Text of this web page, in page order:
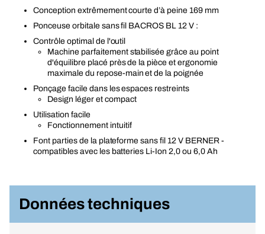
Conception extrêmement courte d’à peine 169 mm
Ponceuse orbitale sans fil BACROS BL 12 V :
Contrôle optimal de l'outil
Machine parfaitement stabilisée grâce au point
d'équilibre placé près de la pièce et ergonomie
maximale du repose-main et de la poignée
Ponçage facile dans les espaces restreints
Design léger et compact
Utilisation facile
Fonctionnement intuitif
Font parties de la plateforme sans fil 12 V BERNER -
compatibles avec les batteries Li-Ion 2,0 ou 6,0 Ah
Données techniques